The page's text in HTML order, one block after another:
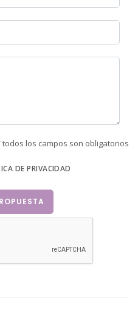
todos los campos son obligatorios
DE PRIVACIDAD